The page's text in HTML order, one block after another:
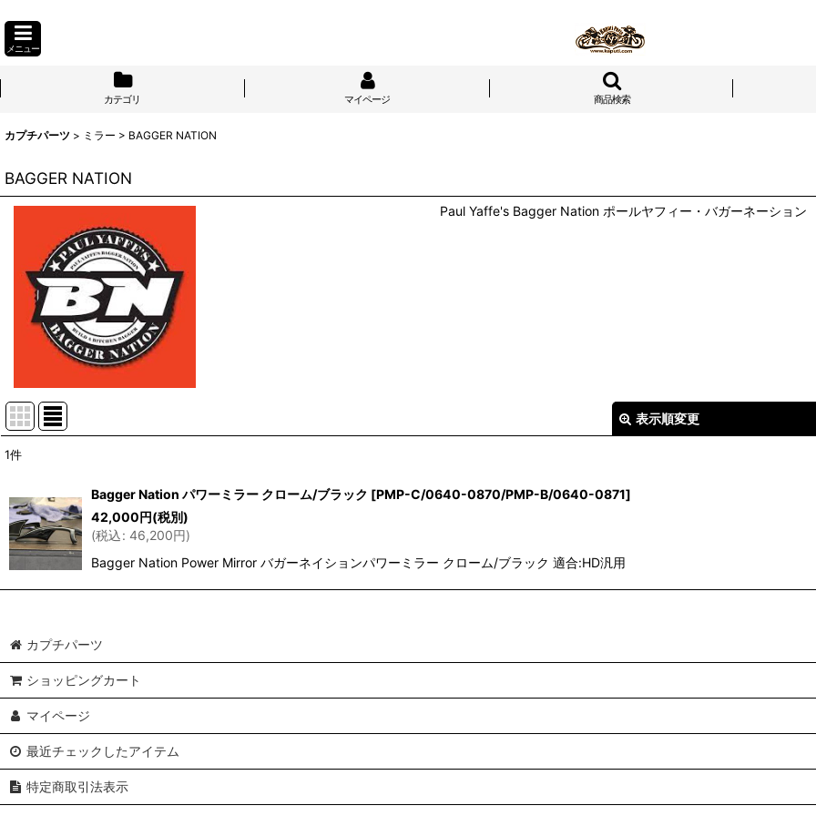
メニュー
カテゴリ マイページ 商品検索
カプチパーツ > ミラー > BAGGER NATION
BAGGER NATION
Paul Yaffe's Bagger Nation ポールヤフィー・バガーネーション
表示順変更
並び順:
絞り込む
1件
Bagger Nation パワーミラー クローム/ブラック [PMP-C/0640-0870/PMP-B/0640-0871]
42,000円(税別)
(税込: 46,200円)
Bagger Nation Power Mirror バガーネイションパワーミラー クローム/ブラック 適合:HD汎用
カプチパーツ
ショッピングカート
マイページ
最近チェックしたアイテム
特定商取引法表示